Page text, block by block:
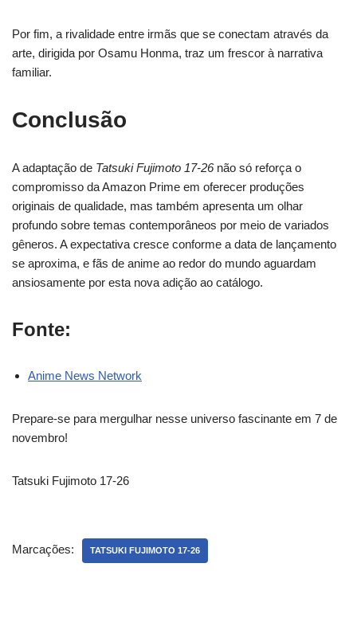
Por fim, a rivalidade entre irmãs que se conectam através da
arte, dirigida por Osamu Honma, traz um frescor à narrativa
familiar.
Conclusão
A adaptação de Tatsuki Fujimoto 17-26não só reforça o
compromisso da Amazon Prime em oferecer produções
originais de qualidade, mas também apresenta um olhar
profundo sobre temas contemporâneos por meio de variados
gêneros. A expectativa cresce conforme a data de lançamento
se aproxima, e fãs de anime ao redor do mundo aguardam
ansiosamente por esta nova adição ao catálogo.
Fonte:
Anime News Network
Prepare-se para mergulhar nesse universo fascinante em 7 de
novembro!
Tatsuki Fujimoto 17-26
Marcações: TATSUKI FUJIMOTO 17-26